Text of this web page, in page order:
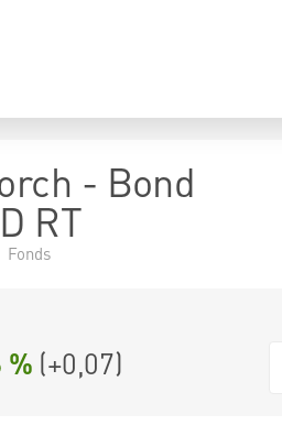
- Bond
RT
% (+0,07)